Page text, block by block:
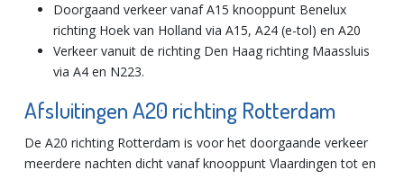
Doorgaand verkeer vanaf A15 knooppunt Benelux
richting Hoek van Holland via A15, A24 (e-tol) en A20
Verkeer vanuit de richting Den Haag richting Maassluis
via A4 en N223.
Afsluitingen A20 richting Rotterdam
De A20 richting Rotterdam is voor het doorgaande verkeer
meerdere nachten dicht vanaf knooppunt Vlaardingen tot en